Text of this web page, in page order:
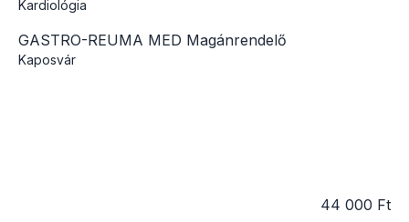
Kardiológia
GASTRO-REUMA MED Magánrendelő
Kaposvár
44 000 Ft